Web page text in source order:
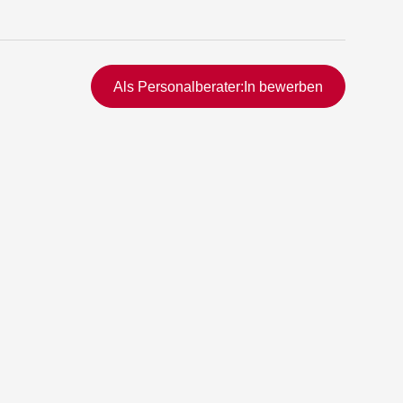
Schnellzugriff
Als Personalberater:In bewerben